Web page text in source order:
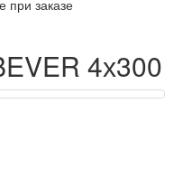
при заказе
4х300